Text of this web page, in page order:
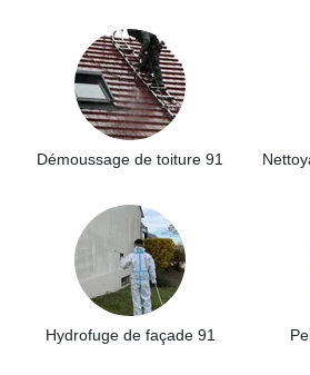
Démoussage de toiture 91
Hydrofuge de façade 91